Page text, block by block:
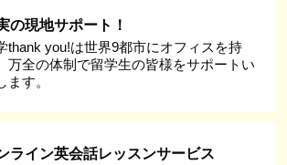
の現地サポート！
thank you!は世界9都市にオフィスを持
万全の体制で留学生の皆様をサポートい
ます。
ライン英会話レッスンサービス